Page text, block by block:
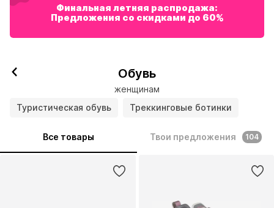
Финальная летняя распродажа:
Предложения со скидками до 60%
Обувь
женщинам
Туристическая обувь
Треккинговые ботинки
Все товары Твои предложения 104